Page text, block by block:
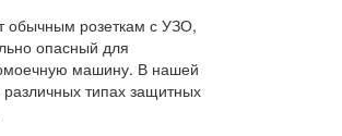
обычным розеткам с УЗО,
опасный для
машину. В нашей
различных типах защитных